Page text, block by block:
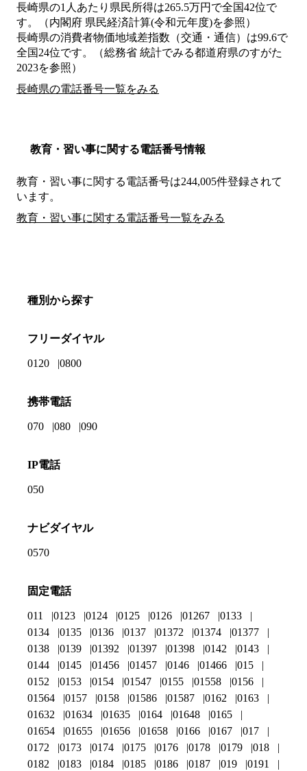
長崎県の1人あたり県民所得は265.5万円で全国42位で
す。（内閣府 県民経済計算(令和元年度)を参照）
長崎県の消費者物価地域差指数（交通・通信）は99.6で
全国24位です。（総務省 統計でみる都道府県のすがた
2023を参照）
長崎県の電話番号一覧をみる
教育・習い事に関する電話番号情報
教育・習い事に関する電話番号は244,005件登録されて
います。
教育・習い事に関する電話番号一覧をみる
種別から探す
フリーダイヤル
0120 0800
携帯電話
070 080 090
IP電話
050
ナビダイヤル
0570
固定電話
011 0123 0124 0125 0126 01267
0133
0134
0135 0136 0137 01372 01374
01377
0138
0139 01392 01397 01398 0142
0143
0144
0145 01456 01457 0146 01466
015
0152
0153 0154 01547 0155 01558
0156
01564
0157 0158 01586 01587 0162
0163
01632
01634 01635 0164 01648
0165
01654
01655 01656 01658 0166 0167
017
0172
0173 0174 0175 0176 0178 0179
018
0182
0183 0184 0185 0186 0187 019 0191